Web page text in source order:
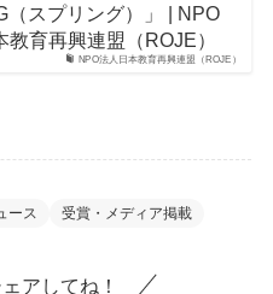
NPO法人日本教育再興連盟（ROJE）
（スプリング）」 | NPO
教育再興連盟（ROJE）
ース 受賞・メディア掲載
アしてね！